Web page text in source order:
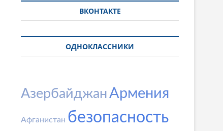
ВКОНТАКТЕ
ОДНОКЛАССНИКИ
АзербайджанАрмения
Афганистан безопасность